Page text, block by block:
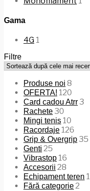
Gama
4G 1
Filtre
Produse noi 8
OFERTA! 120
Card cadou Atrr3
Rachete30
Mingi tenis 10
Racordaje 126
Grip & Overgrip35
Genti 25
Vibrastop 16
Accesorii 28
Echipament teren 1
Fără categorie2